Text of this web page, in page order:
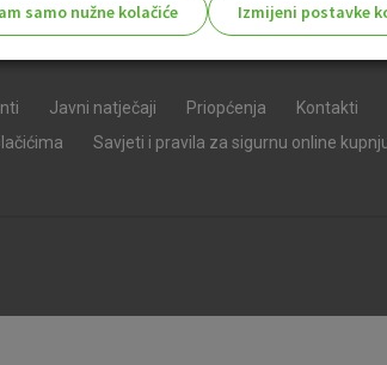
Javni natječaji Priopćenja
Kontakti
Savjeti i pravila za sigurnu online
samo nužne kolačiće
Izmijeni postavke
njima, ali u tom slučaju neki dijelovi stranice neće